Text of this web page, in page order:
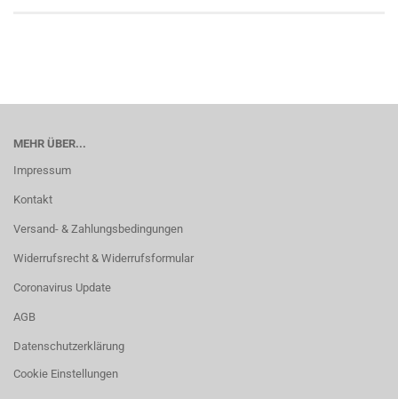
MEHR ÜBER...
Impressum
Kontakt
Versand- & Zahlungsbedingungen
Widerrufsrecht & Widerrufsformular
Coronavirus Update
AGB
Datenschutzerklärung
Cookie Einstellungen